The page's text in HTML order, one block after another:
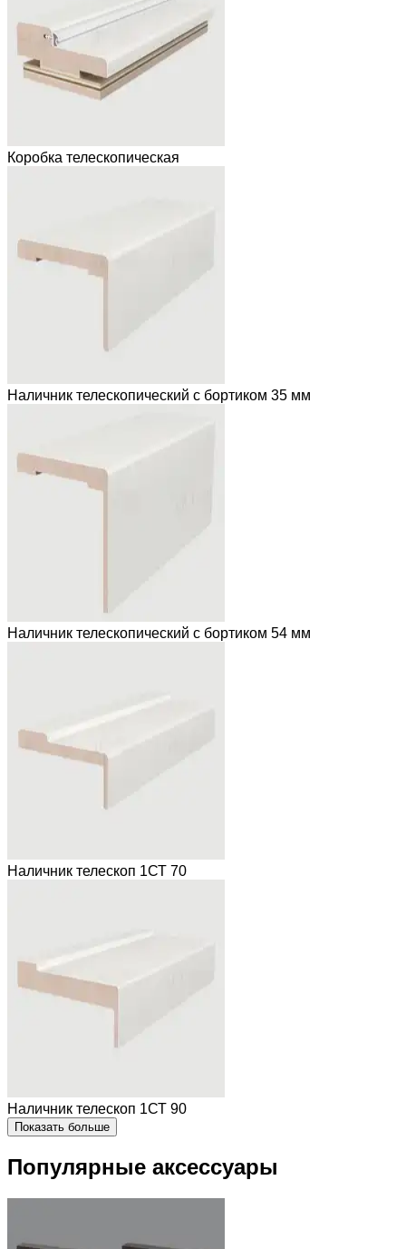
Коробка телескопическая
Наличник телескопический с бортиком 35 мм
Наличник телескопический с бортиком 54 мм
Наличник телескоп 1СТ 70
Наличник телескоп 1СТ 90
Показать больше
Популярные аксессуары